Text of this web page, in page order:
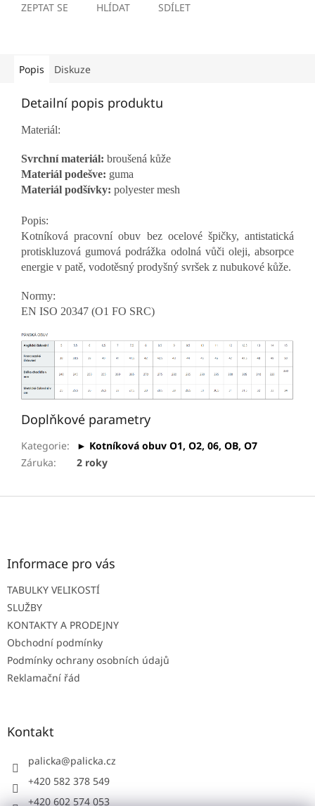
ZEPTAT SE HLÍDAT SDÍLET
Popis Diskuze
Detailní popis produktu
Materiál:
Svrchní materiál: broušená kůže
Materiál podešve: guma
Materiál podšívky: polyester mesh
Popis:
Kotníková pracovní obuv bez ocelové špičky, antistatická
protiskluzová gumová podrážka odolná vůči oleji, absorpce
energie v patě, vodotěsný prodyšný svršek z nubukové kůže.
Normy:
EN ISO 20347 (O1 FO SRC)
Doplňkové parametry
Kategorie:
► Kotníková obuv O1, O2, 06, OB, O7
Záruka: 2 roky
Z
Informace pro vás
TABULKY VELIKOSTÍ
SLUŽBY
KONTAKTY A PRODEJNY
Obchodní podmínky
Podmínky ochrany osobních údajů
Reklamační řád
Kontakt
palicka@palicka.cz
+420 582 378 549
+420 602 574 053